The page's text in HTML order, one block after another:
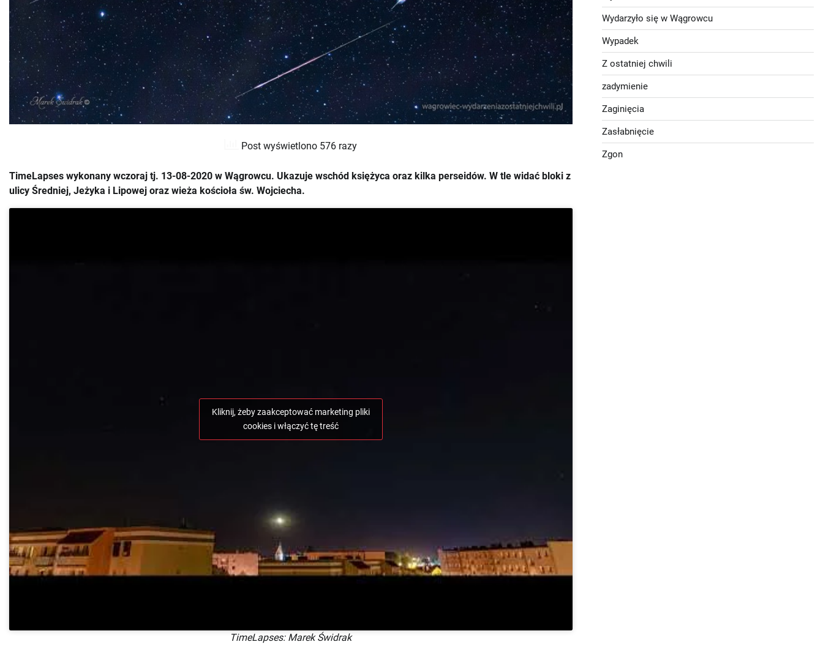
Post wyświetlono 576 razy
TimeLapses wykonany wczoraj tj. 13-08-2020 w Wągrowcu. Ukazuje wschód księżyca oraz kilka perseidów. W tle widać bloki z
ulicy Średniej, Jeżyka i Lipowej oraz wieża kościoła św. Wojciecha.
Kliknij, żeby zaakceptować marketing pliki
cookies i włączyć tę treść
TimeLapses: Marek Świdrak
Wydarzyło się w Wągrowcu
Wypadek
Z ostatniej chwili
zadymienie
Zaginięcia
Zasłabnięcie
Zgon